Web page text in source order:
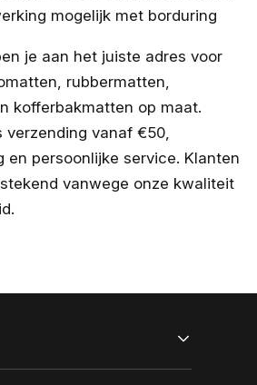
mogelijk met borduring
je aan het juiste adres voor
rubbermatten,
kofferbakmatten op maat.
vanaf €50,
en persoonlijke service. Klanten
vanwege onze kwaliteit